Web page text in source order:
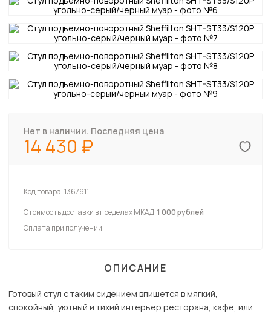
Нет в наличии. Последняя цена
14 430
Код товара:1367911
Стоимость доставки в пределах МКАД:1 000 рублей
Оплата при получении
ОПИСАНИЕ
Готовый стул с таким сидением впишется в мягкий,
спокойный, уютный и тихий интерьер ресторана, кафе, или